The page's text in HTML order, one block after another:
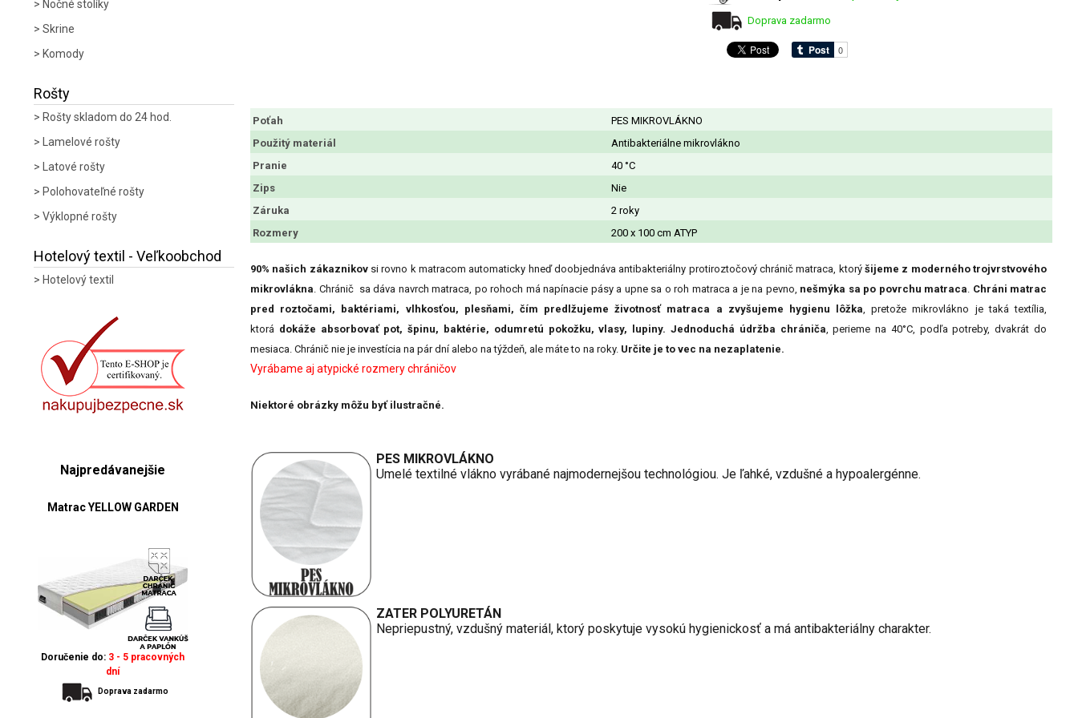
Nočné stolíky
Skrine
Komody
Rošty
Rošty skladom do 24 hod.
Lamelové rošty
Latové rošty
Polohovateľné rošty
Výklopné rošty
Hotelový textil - Veľkoobchod
Hotelový textil
Najpredávanejšie
Matrac YELLOW GARDEN
Doručenie do: 3 - 5 pracovných
dní
Doprava zadarmo
Doprava zadarmo
Poťah
PES MIKROVLÁKNO
Použitý materiál
Antibakteriálne mikrovlákno
Pranie
40 °C
Zips
Nie
Záruka
2 roky
Rozmery
200 x 100 cm ATYP
90% našich zákaznikovsi rovno k matracom automaticky hneď doobjednáva antibakteriálny protiroztočový chránič matraca, ktorýšijeme z moderného trojvrstvového
mikrovlákna. Chránič sa dáva navrch matraca, po rohoch má napínacie pásy a upne sa o roh matraca a je na pevno, nešmýka sa po povrchu matraca. Chráni matrac
pred roztočami, baktériami, vlhkosťou, plesňami, čím predlžujeme životnosť matraca a zvyšujeme hygienu lôžka, pretože mikrovlákno je taká textília,
ktorá dokáže absorbovať pot, špinu, baktérie, odumretú pokožku, vlasy, lupiny. Jednoduchá údržba chrániča, perieme na 40°C, podľa potreby, dvakrát do
mesiaca. Chránič nie je investícia na pár dní alebo na týždeň, ale máte to na roky. Určite je to vec na nezaplatenie.
Vyrábame aj atypické rozmery chráničov
Niektoré obrázky môžu byť ilustračné.
PES MIKROVLÁKNO
Umelé textilné vlákno vyrábané najmodernejšou technológiou. Je ľahké, vzdušné a hypoalergénne.
ZATER POLYURETÁN
Nepriepustný, vzdušný materiál, ktorý poskytuje vysokú hygienickosť a má antibakteriálny charakter.